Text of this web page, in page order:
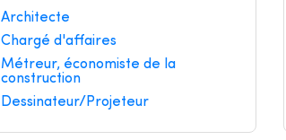
Architecte
Chargé d'affaires
Métreur, économiste de la
construction
Dessinateur/Projeteur